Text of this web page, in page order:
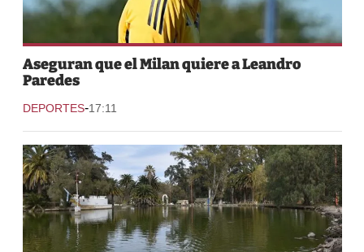
Aseguran que el Milan quiere a Leandro
Paredes
DEPORTES-17:11